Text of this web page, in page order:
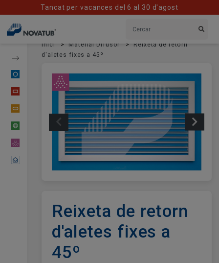
Tancat per vacances del 6 al 30 d'agost
Conducte Circular
Conducte Rectangular
Conducte Oval
Conducte Flexible
Material Difusor
Inici Material Difusor
Reixeta de retorn
d'aletes fixes a 45º
Reixeta de retorn
d'aletes fixes a
45º